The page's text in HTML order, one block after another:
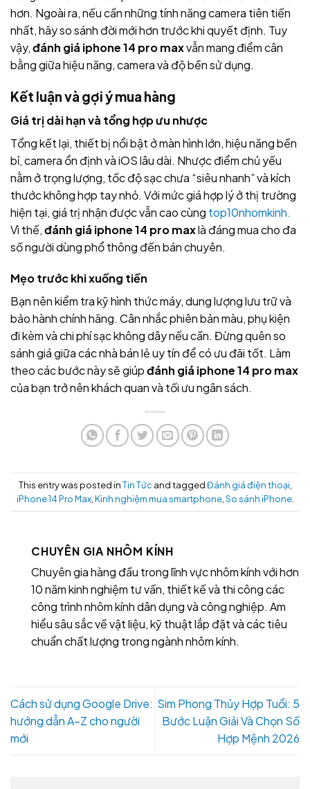
hơn. Ngoài ra, nếu cần những tính năng camera tiên tiến
nhất, hãy so sánh đời mới hơn trước khi quyết định. Tuy
vậy,đánh giá iphone 14 pro maxvẫn mang điểm cân
bằng giữa hiệu năng, camera và độ bền sử dụng.
Kết luận và gợi ý mua hàng
Giá trị dài hạn và tổng hợp ưu nhược
Tổng kết lại, thiết bị nổi bật ở màn hình lớn, hiệu năng bền
bỉ, camera ổn định và iOS lâu dài. Nhược điểm chủ yếu
nằm ở trọng lượng, tốc độ sạc chưa “siêu nhanh” và kích
thước không hợp tay nhỏ. Với mức giá hợp lý ở thị trường
hiện tại, giá trị nhận được vẫn cao cùng top10nhomkinh.
Vì thế,đánh giá iphone 14 pro maxlà đáng mua cho đa
số người dùng phổ thông đến bán chuyên.
Mẹo trước khi xuống tiền
Bạn nên kiểm tra kỹ hình thức máy, dung lượng lưu trữ và
bảo hành chính hãng. Cân nhắc phiên bản màu, phụ kiện
đi kèm và chi phí sạc không dây nếu cần. Đừng quên so
sánh giá giữa các nhà bán lẻ uy tín để có ưu đãi tốt. Làm
theo các bước này sẽ giúpđánh giá iphone 14 pro max
của bạn trở nên khách quan và tối ưu ngân sách.
This entry was posted inTin Tức and taggedĐánh giá điện thoại
iPhone 14 Pro Max, Kinh nghiệm mua smartphone, So sánh iPhone.
CHUYÊN GIA NHÔM KÍNH
Chuyên gia hàng đầu trong lĩnh vực nhôm kính với hơn
10 năm kinh nghiệm tư vấn, thiết kế và thi công các
công trình nhôm kính dân dụng và công nghiệp. Am
hiểu sâu sắc về vật liệu, kỹ thuật lắp đặt và các tiêu
chuẩn chất lượng trong ngành nhôm kính.
Cách sử dụng Google Drive:
hướng dẫn A–Z cho người
mới
Sim Phong Thủy Hợp Tuổi: 5
Bước Luận Giải Và Chọn Số
Hợp Mệnh 2026